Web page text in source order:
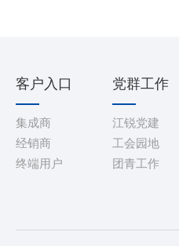
客户入口
集成商
经销商
终端用户
党群工作
江锐党建
工会园地
团青工作